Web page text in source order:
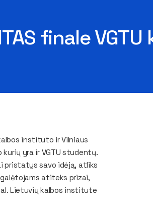
finale VGTU
instituto ir Vilniaus
yra ir VGTU studentų.
pristatys savo idėją, atliks
atiteks prizai,
Lietuvių kalbos institute